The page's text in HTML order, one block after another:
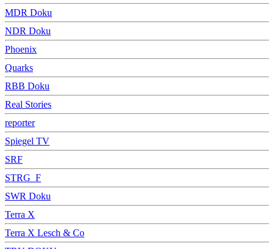
MDR Doku
NDR Doku
Phoenix
Quarks
RBB Doku
Real Stories
reporter
Spiegel TV
SRF
STRG_F
SWR Doku
Terra X
Terra X Lesch & Co